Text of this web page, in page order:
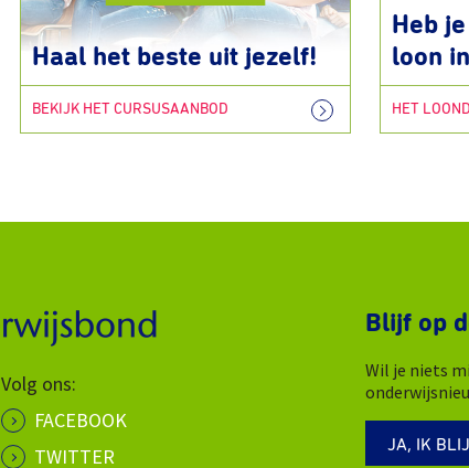
Haal het beste uit jezelf!
BEKIJK HET CURSUSAANBOD
Heb
loon
HET
Volg ons:
FACEBOOK
TWITTER
Blijf op
Wil je niets
JA, IK